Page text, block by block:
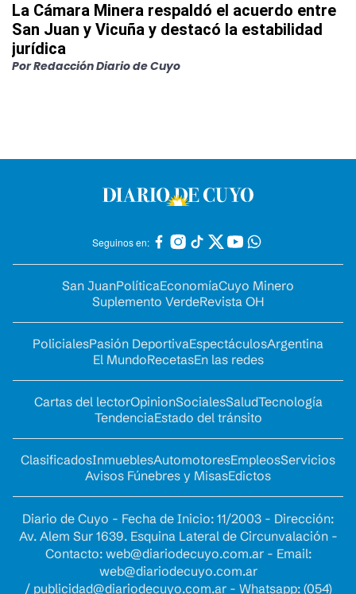
La Cámara Minera respaldó el acuerdo entre
San Juan y Vicuña y destacó la estabilidad
jurídica
PorRedacción Diario de Cuyo
Seguinos en:
San JuanPolíticaEconomíaCuyo Minero
Suplemento VerdeRevista OH
PolicialesPasión DeportivaEspectáculosArgentina
El MundoRecetasEn las redes
Cartas del lectorOpinionSocialesSaludTecnología
TendenciaEstado del tránsito
ClasificadosInmueblesAutomotoresEmpleosServicios
Avisos Fúnebres y MisasEdictos
Diario de Cuyo - Fecha de Inicio: 11/2003 - Dirección:
Av. Alem Sur 1639. Esquina Lateral de Circunvalación -
Contacto: web@diariodecuyo.com.ar- Email:
web@diariodecuyo.com.ar
/ publicidad@diariodecuyo.com.ar- Whatsapp: (054)